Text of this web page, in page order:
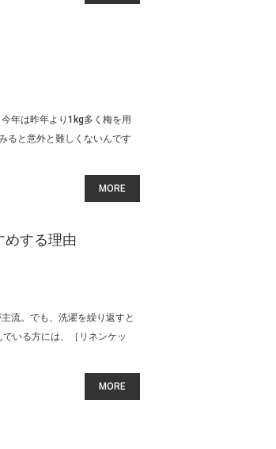
年は昨年より1kg多く梅を用
ると意外と難しくないんです
MORE
めする理由
流。でも、洗濯を繰り返すと
いる方には、［リネンケッ
MORE